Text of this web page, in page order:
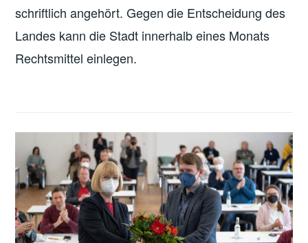
schriftlich angehört. Gegen die Entscheidung des
Landes kann die Stadt innerhalb eines Monats
Rechtsmittel einlegen.